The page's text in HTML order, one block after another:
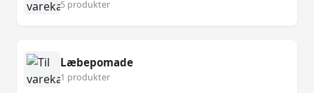
5 produkter
Læbepomade
1 produkter